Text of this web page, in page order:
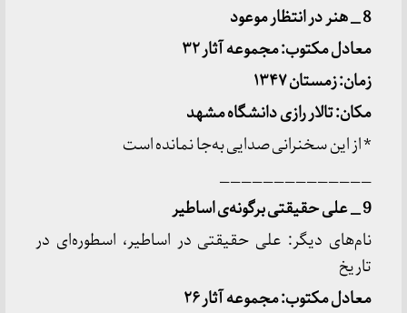
8 _ هنر در انتظار موعود
معادل مکتوب: مجموعه آثار ۳۲
زمان: زمستان ۱۳۴۷
مکان: تالار رازی دانشگاه مشهد
* از این سخنرانی صدایی به‌جا نمانده است
______________
9 _ علی حقیقتی برگونه
ی اساطیر
نام‌های دیگر: علی حقیقتی در اساطیر، اسطوره‌ای در
تاریخ
معادل مکتوب: مجموعه آثار ۲۶